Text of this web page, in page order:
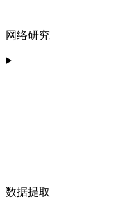
网络研究
数据提取